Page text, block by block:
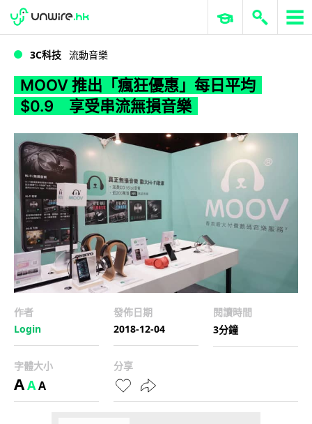
WWDC 2026 ERP 與商業 AI
3C科技 流動音樂
MOOV 推出「瘋狂優惠」每日平均
$0.9 享受串流無損音樂
作者
Login
發佈日期
2018-12-04
閱讀時間
3分鐘
字體大小
AAA
分享